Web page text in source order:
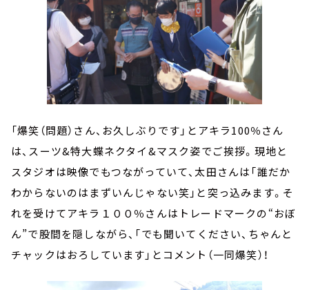
「爆笑（問題）さん、お久しぶりです」とアキラ100％さん
は、スーツ&特大蝶ネクタイ&マスク姿でご挨拶。現地と
スタジオは映像でもつながっていて、太田さんは「誰だか
わからないのはまずいんじゃない笑」と突っ込みます。そ
れを受けてアキラ１００％さんはトレードマークの“おぼ
ん”で股間を隠しながら、「でも聞いてください、ちゃんと
チャックはおろしています」とコメント（一同爆笑）！